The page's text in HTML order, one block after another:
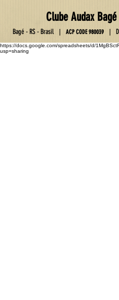
ClubeAudax Bagé
Bagé - RS - Brasil